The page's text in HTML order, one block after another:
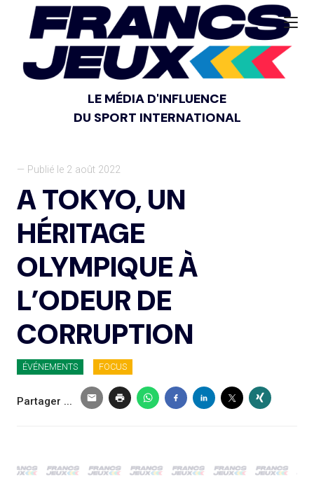
LE MÉDIA D'INFLUENCE
DU SPORT INTERNATIONAL
— Publié le 2 août 2022
A TOKYO, UN
HÉRITAGE
OLYMPIQUE À
L’ODEUR DE
CORRUPTION
ÉVÉNEMENTS FOCUS
Partager ...